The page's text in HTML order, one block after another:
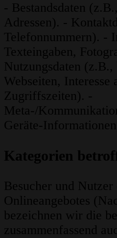
- Bestandsdaten
Adressen). -
Telefonnummern). -
Texteingaben,
Nutzungsdaten (z.B.,
Webseiten, Interesse
Zugriffszeiten). -
Meta-/
Geräte-
Kategorien
Besucher und Nutzer
Onlineangebotes
bezeichnen wir die
zusammenfassend